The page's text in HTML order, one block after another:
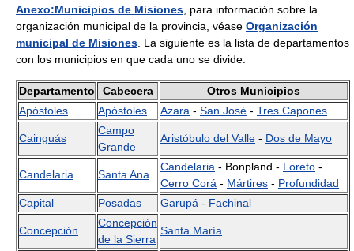
Anexo:Municipios de Misiones , para información sobre la
organización municipal de la provincia, véase Organización
municipal de Misiones . La siguiente es la lista de departamentos
con los municipios en que cada uno se divide.
Departamento Cabecera
Otros Municipios
Apóstoles
Apóstoles Azara - San José - Tres Capones
Cainguás
Campo
Grande
Aristóbulo del Valle - Dos de Mayo
Candelaria Santa Ana
Candelaria - Bonpland - Loreto -
Cerro Corá - Mártires - Profundidad
Capital
Posadas Garupá - Fachinal
Concepción
Concepción
de la Sierra
Santa María